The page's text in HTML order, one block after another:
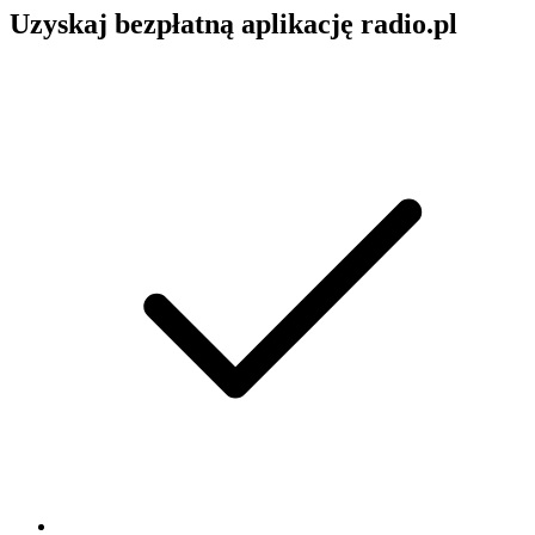
Uzyskaj bezpłatną aplikację radio.pl